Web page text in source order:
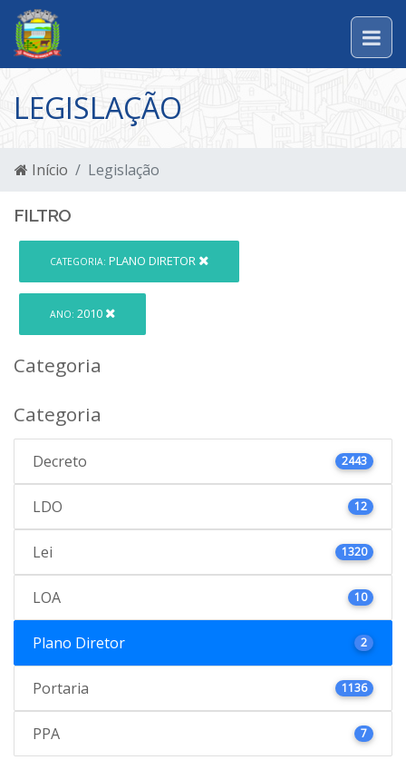
LEGISLAÇÃO
Início Legislação
FILTRO
CATEGORIA: PLANO DIRETOR
ANO: 2010
Categoria
Categoria
Decreto 2443
LDO 12
Lei 1320
LOA 10
Plano Diretor 2
Portaria 1136
PPA 7